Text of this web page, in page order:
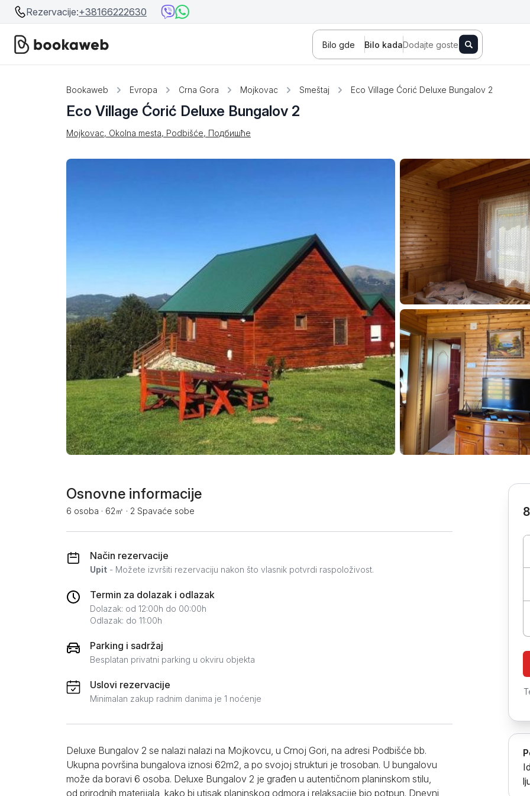
Rezervacije:+38166222630
Bilo gde Bilo kadaDodajte goste
Bosna i Hercegovina
Crna Gora
Srbija
Beograd
Sokobanja Fruška gora
Stara planina Banja Vrujci
Bajina Bašta Jagodina
Smederevo Subotica Nova Varoš
Čačak Uvac Kruševac Pirot
Pančevo Novi Pazar Zrenjanin Vršac
Vranje Gornji Milanovac Raška Leskovac
Paraćin Bor Požarevac Senta
Kikinda Požega
Sremska
Mitrovica
Ljubovija
Srbobran Topola Bela Crkva Negotin
Ruma
Sremski Karlovci
Bookaweb Evropa Crna Gora Mojkovac Smeštaj Eco Village Ćorić Deluxe Bungalov 2
Eco Village Ćorić Deluxe Bungalov 2
Mojkovac, Okolna mesta, Podbišće, Подбишће
Osnovne informacije
6 osoba · 62㎡ · 2 Spavaće sobe
Način rezervacije
Upit - Možete izvršiti rezervaciju nakon što vlasnik potvrdi raspoloživost.
Termin za dolazak i odlazak
Dolazak: od 12:00h do 00:00h
Odlazak: do 11:00h
Parking i sadržaj
Besplatan privatni parking u okviru objekta
Uslovi rezervacije
Minimalan zakup radnim danima je 1 noćenje
Deluxe Bungalov 2 se nalazi nalazi na Mojkovcu, u Crnoj Gori, na adresi Podbišće bb.
Ukupna površina bungalova iznosi 62m2, a po svojoj strukturi je trosoban. U bungalovu
može da boravi 6 osoba. Deluxe Bungalov 2 je građen u autentičnom planinskom stilu,
od prirodnih materijala, kako bi utisak planinskog odmora i relaksacije bio potpun. Dnevni